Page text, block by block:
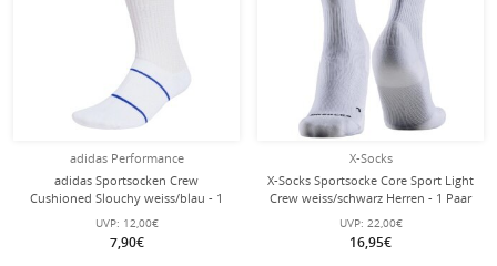
adidas Performance
adidas Sportsocken Crew
Cushioned Slouchy weiss/blau - 1
Paar
UVP: 12,00€
7,90€
X-Socks
X-Socks Sportsocke Core Sport Light
Crew weiss/schwarz Herren - 1 Paar
UVP: 22,00€
16,95€